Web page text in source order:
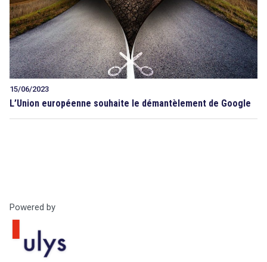
15/06/2023
L’Union européenne souhaite le démantèlement de Google
Powered by